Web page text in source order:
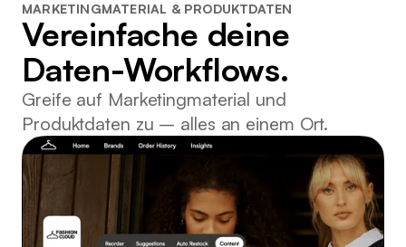
MARKETINGMATERIAL & PRODUKTDATEN
Vereinfache deine
Daten-Workflows.
Greife auf Marketingmaterial und
Produktdaten zu – alles an einem Ort.